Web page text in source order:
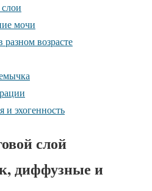
мочи
возрасте
эхогенность
слой
диффузные и